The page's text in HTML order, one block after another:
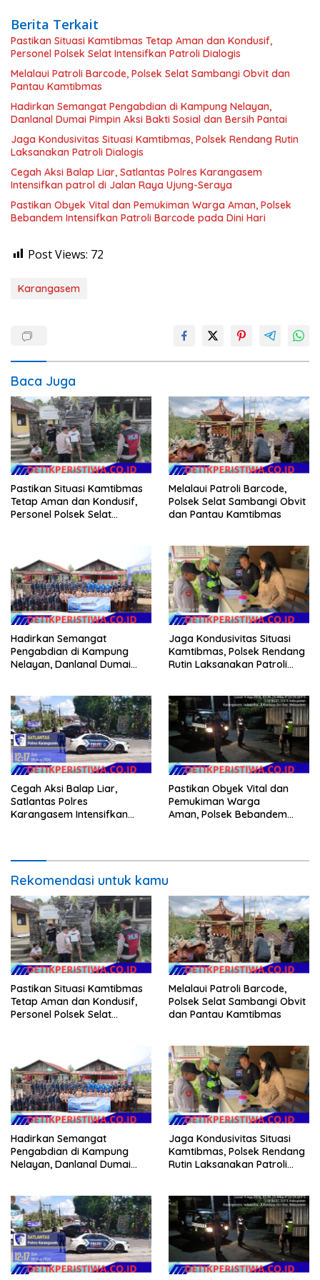
Berita Terkait
Pastikan Situasi Kamtibmas Tetap Aman dan Kondusif,
Personel Polsek Selat Intensifkan Patroli Dialogis
Melalaui Patroli Barcode, Polsek Selat Sambangi Obvit dan
Pantau Kamtibmas
Hadirkan Semangat Pengabdian di Kampung Nelayan,
Danlanal Dumai Pimpin Aksi Bakti Sosial dan Bersih Pantai
Jaga Kondusivitas Situasi Kamtibmas, Polsek Rendang Rutin
Laksanakan Patroli Dialogis
Cegah Aksi Balap Liar, Satlantas Polres Karangasem
Intensifkan patrol di Jalan Raya Ujung-Seraya
Pastikan Obyek Vital dan Pemukiman Warga Aman, Polsek
Bebandem Intensifkan Patroli Barcode pada Dini Hari
Post Views: 72
Karangasem
Baca Juga
Pastikan Situasi Kamtibmas
Tetap Aman dan Kondusif,
Personel Polsek Selat
Melalaui Patroli Barcode,
Polsek Selat Sambangi Obvit
dan Pantau Kamtibmas
Hadirkan Semangat
Pengabdian di Kampung
Nelayan, Danlanal Dumai
Jaga Kondusivitas Situasi
Kamtibmas, Polsek Rendang
Rutin Laksanakan Patroli
Cegah Aksi Balap Liar,
Satlantas Polres
Karangasem Intensifkan
Pastikan Obyek Vital dan
Pemukiman Warga
Aman, Polsek Bebandem
Rekomendasi untuk kamu
Pastikan Situasi Kamtibmas
Tetap Aman dan Kondusif,
Personel Polsek Selat
Melalaui Patroli Barcode,
Polsek Selat Sambangi Obvit
dan Pantau Kamtibmas
Hadirkan Semangat
Pengabdian di Kampung
Nelayan, Danlanal Dumai
Jaga Kondusivitas Situasi
Kamtibmas, Polsek Rendang
Rutin Laksanakan Patroli